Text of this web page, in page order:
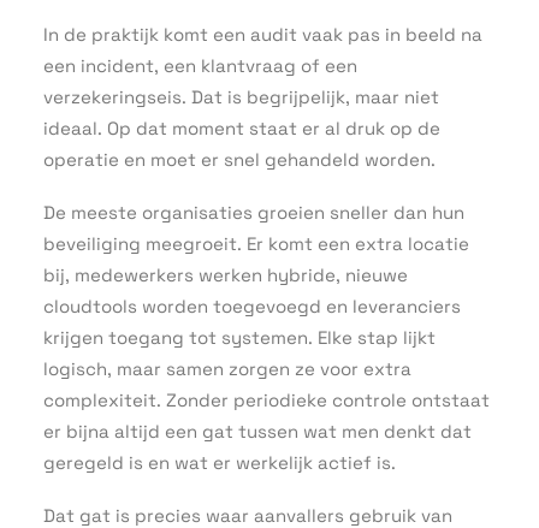
In de praktijk komt een audit vaak pas in beeld na
een incident, een klantvraag of een
verzekeringseis. Dat is begrijpelijk, maar niet
ideaal. Op dat moment staat er al druk op de
operatie en moet er snel gehandeld worden.
De meeste organisaties groeien sneller dan hun
beveiliging meegroeit. Er komt een extra locatie
bij, medewerkers werken hybride, nieuwe
cloudtools worden toegevoegd en leveranciers
krijgen toegang tot systemen. Elke stap lijkt
logisch, maar samen zorgen ze voor extra
complexiteit. Zonder periodieke controle ontstaat
er bijna altijd een gat tussen wat men denkt dat
geregeld is en wat er werkelijk actief is.
Dat gat is precies waar aanvallers gebruik van